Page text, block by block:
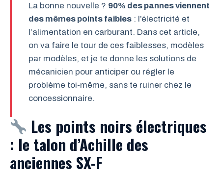
La bonne nouvelle ? 90% des pannes viennent
des mêmes points faibles : l’électricité et
l’alimentation en carburant. Dans cet article,
on va faire le tour de ces faiblesses, modèles
par modèles, et je te donne les solutions de
mécanicien pour anticiper ou régler le
problème toi-même, sans te ruiner chez le
concessionnaire.
Les points noirs électriques
: le talon d’Achille des
anciennes SX-F